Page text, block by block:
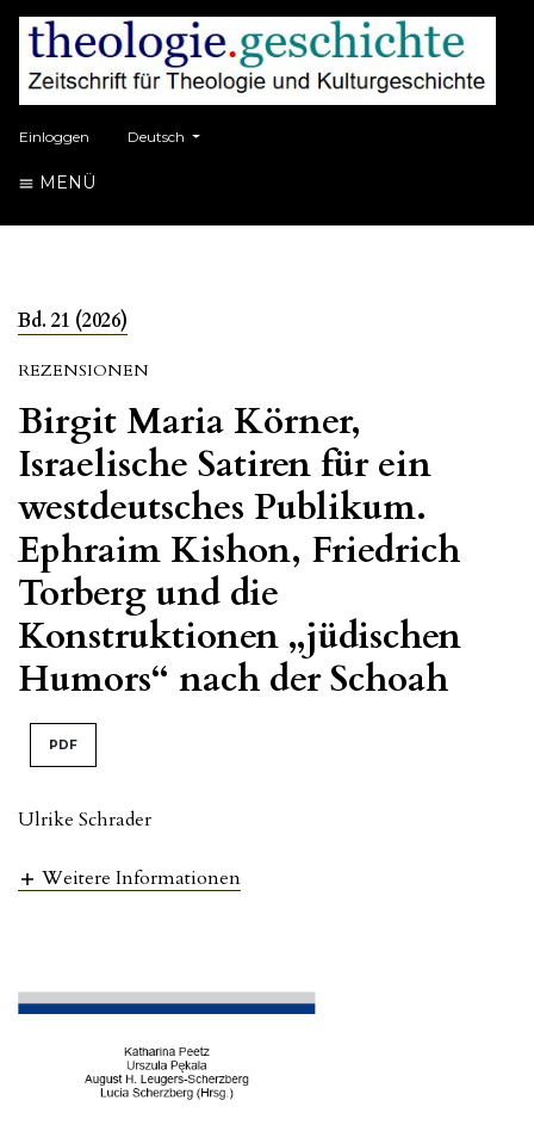
Einloggen ##plugins.themes.healthSciences.language.toggle##
Deutsch
MENÜ
Bd. 21 (2026)
REZENSIONEN
Birgit Maria Körner,
Israelische Satiren für ein
westdeutsches Publikum.
Ephraim Kishon, Friedrich
Torberg und die
Konstruktionen „jüdischen
Humors“ nach der Schoah
PDF
Ulrike Schrader
Weitere Informationen